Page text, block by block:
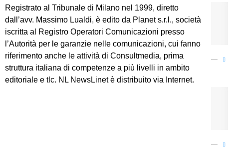
Registrato al Tribunale di Milano nel 1999, diretto
dall’avv. Massimo Lualdi, è edito da Planet s.r.l., società
iscritta al Registro Operatori Comunicazioni presso
l’Autorità per le garanzie nelle comunicazioni, cui fanno
riferimento anche le attività di Consultmedia, prima
struttura italiana di competenze a più livelli in ambito
editoriale e tlc. NL NewsLinet è distribuito via Internet.